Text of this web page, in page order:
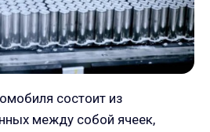
состоит из
между собой ячеек,